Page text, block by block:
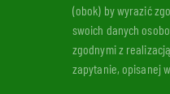
(obok) by wyrazić
swoich danych
zgodnymi z
zapytanie, opisanej